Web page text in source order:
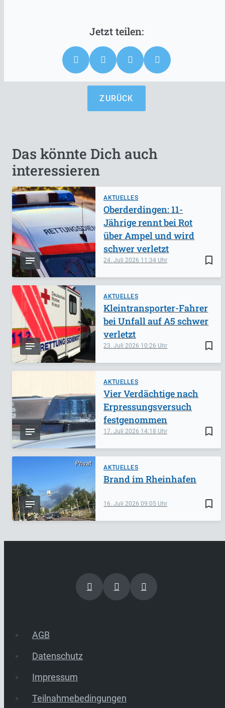
ZURÜCK
Das könnte Dich auch
interessieren
AKTUELLES
bookmark_border
24. Juli 2026 11:34
Oberderdingen: 11-
Jährige rennt bei Rot
über Ampel und wird
schwer verletzt
AKTUELLES
bookmark_border
23. Juli 2026 10:26
Kleintransporter-Fahrer
bei Unfall auf A5 schwer
verletzt
AKTUELLES
bookmark_border
17. Juli 2026 14:18
Vier Verdächtige nach
Erpressungsversuch
festgenommen
Privat
AKTUELLES
bookmark_border
16. Juli 202609:05
Brand im Rheinhafen
AGB
Datenschutz
Impressum
Teilnahmebedingungen